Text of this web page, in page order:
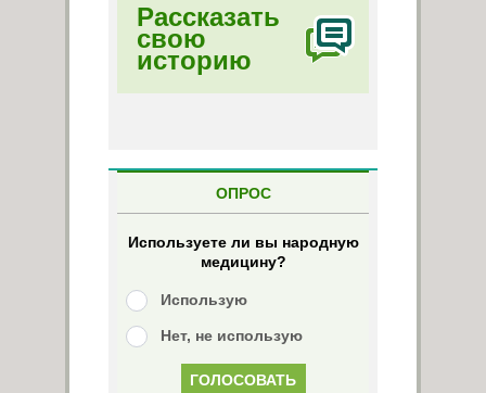
Рассказать
свою
историю
ОПРОС
Используете ли вы народную
медицину?
Использую
Нет, не использую